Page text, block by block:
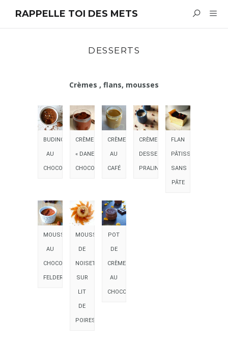
RAPPELLE TOI DES METS
DESSERTS
Crèmes , flans, mousses
BUDINO
AU
CHOCOLAT
CRÈME
« DANETTE »
CHOCOLAT
CRÈME
AU
CAFÉ
CRÈME
DESSERT
PRALINÉE
FLAN
PÂTISSIER
SANS
PÂTE
MOUSSE
AU
CHOCOLAT
FELDER
MOUSSE
DE
NOISETTE
SUR
LIT
DE
POIRES
POT
DE
CRÈME
AU
CHOCOLAT